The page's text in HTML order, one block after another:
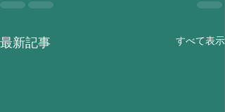
最新記事 すべて表示